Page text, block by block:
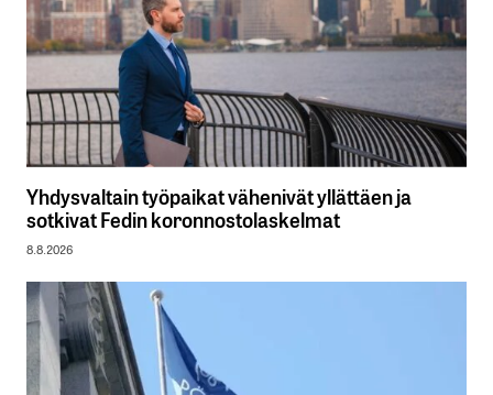
Yhdysvaltain työpaikat vähenivät yllättäen ja
sotkivat Fedin koronnostolaskelmat
8.8.2026